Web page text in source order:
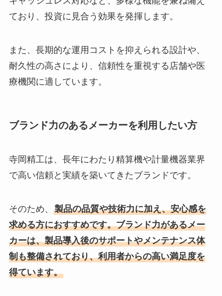
ており、投資に見合う効果を発揮します。
また、長期的な運用コストを抑えられる設計や、
耐久性の高さにより、信頼性を重視する店舗や医
療機関に適しています。
ブランド力のあるメーカーを利用したい方
寺岡精工は、長年にわたり精算機や計量機器業界
で高い信頼と実績を築いてきたブランドです。
そのため、 製品の品質や技術力に加え、安心感を
求める方におすすめです。ブランド力があるメー
カーは、製品導入後のサポートやメンテナンス体
制も整備されており、利用者からの高い満足度を
得ています。